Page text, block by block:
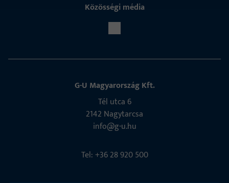
Közösségi média
G-U Magyarország Kft.
Tél utca 6
2142 Nagytarcsa
info@g-u.hu
Tel: +36 28 920 500